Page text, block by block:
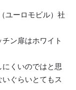
ユーロモビル）社
ン扉はホワイト
くいのではと思
ぐらいとてもス